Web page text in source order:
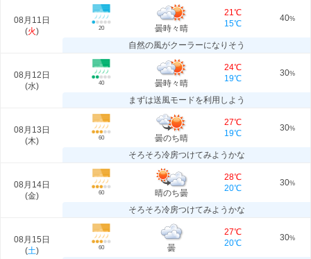
08月11日
(火) 20 曇時々晴
21℃
15℃
40%
自然の風がクーラーになりそう
08月12日
(水) 40 曇時々晴
24℃
19℃
30%
まずは送風モードを利用しよう
08月13日
(木) 60 曇のち晴
27℃
19℃
30%
そろそろ冷房つけてみようかな
08月14日
(金) 60 晴のち曇
28℃
20℃
30%
そろそろ冷房つけてみようかな
08月15日
(土) 60 曇
27℃
20℃
30%